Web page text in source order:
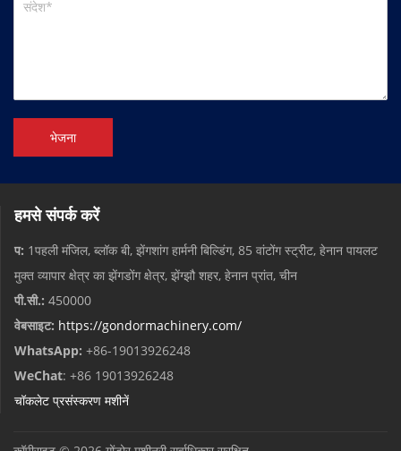
भेजना
हमसे संपर्क करें
प: 1पहली मंजिल, ब्लॉक बी, झेंगशांग हार्मनी बिल्डिंग, 85 वांटोंग स्ट्रीट, हेनान पायलट
मुक्त व्यापार क्षेत्र का झेंगडोंग क्षेत्र, झेंग्झौ शहर, हेनान प्रांत, चीन
पी.सी.: 450000
वेबसाइट: https://gondormachinery.com/
WhatsApp: +86-19013926248
WeChat: +86 19013926248
चॉकलेट प्रसंस्करण मशीनें